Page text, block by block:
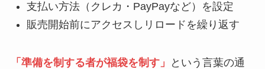
支払い方法（クレカ・PayPayなど）を設定
販売開始前にアクセスしリロードを繰り返す
「準備を制する者が福袋を制す」
という言葉の通